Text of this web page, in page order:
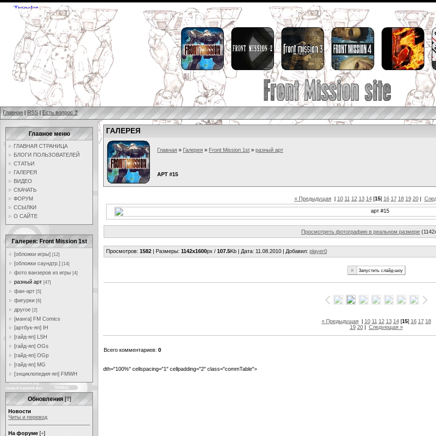
Главная | RSS | Есть вопрос ?
Главное меню
ГЛАВНАЯ СТРАНИЦА
БЛОГИ ПОЛЬЗОВАТЕЛЕЙ
СТАТЬИ
ГАЛЕРЕЯ
ВИДЕО
СКАЧАТЬ
ФОРУМ
ССЫЛКИ
О САЙТЕ
Галерея: Front Mission 1st
[обложки игры] [12]
[обложки саундтр.] [14]
фото ванзеров из игры [4]
разный арт [47]
фан-арт [5]
фигурки [6]
другое [2]
[манга] FM Comics
[артбук-яп] IH
[гайд-яп] LSH
[гайд-яп] OGs
[гайд-яп] OGp
[гайд-яп] MG
[энциклопедия-яп] FMWH
Обновления [?]
Новости
Читы и перевод
На форуме [+]
ГАЛЕРЕЯ
Главная » Галерея » Front Mission 1st » разный арт
АРТ #15
« Предыдущая| 10 11 12 13 14[15] 16 17 18 19 20|
Просмотреть фотографию в реальном размере
Просмотров: 1582 | Размеры: 1142x1600px / 107.5Kb | Дата: 11.08.2010 | Добавил: player0
« Предыдущая| 10 11 12 13 14[15] 16 17 18
19 20| Следующая »
Всего комментариев: 0
dth="100%" cellspacing="1" cellpadding="2" class="commTable">